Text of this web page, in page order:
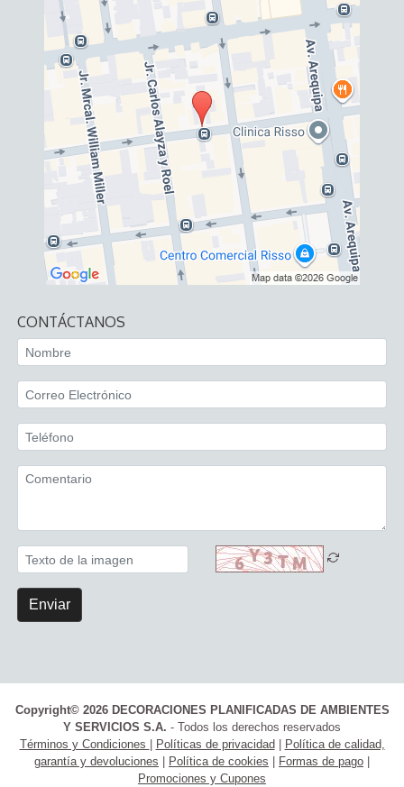
CONTÁCTANOS
Enviar
Copyright© 2026 DECORACIONES PLANIFICADAS DE AMBIENTES
Y SERVICIOS S.A. - Todos los derechos reservados
Términos y Condiciones
Políticas de privacidad
Política de calidad,
garantía y devoluciones
Política de cookies Formas de pago
Promociones y Cupones